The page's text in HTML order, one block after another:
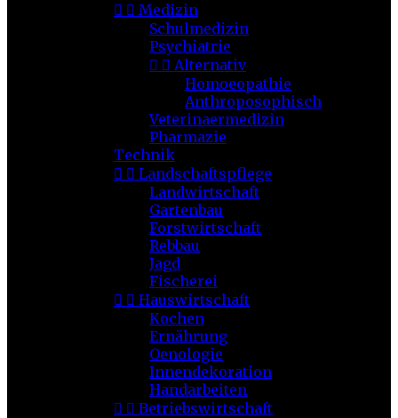
  Medizin
Schulmedizin
Psychiatrie
  Alternativ
Homoeopathie
Anthroposophisch
Veterinaermedizin
Pharmazie
Technik
  Landschaftspflege
Landwirtschaft
Gartenbau
Forstwirtschaft
Rebbau
Jagd
Fischerei
  Hauswirtschaft
Kochen
Ernährung
Oenologie
Innendekoration
Handarbeiten
  Betriebswirtschaft